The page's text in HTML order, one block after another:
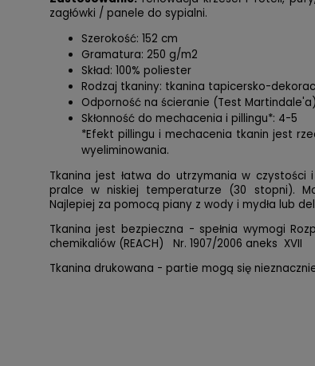
zagłówki / panele do sypialni.
Szerokość: 152 cm
Gramatura: 250 g/m2
Skład: 100% poliester
Rodzaj tkaniny: tkanina tapicersko-
Odporność na ścieranie (Test Martindale'a)
Skłonność do mechacenia i pillingu*: 4-5
*Efekt pillingu i mechacenia tkanin jest
wyeliminowania.
Tkanina jest łatwa do utrzymania w czystości
pralce w niskiej temperaturze (30 stopni).
Najlepiej za pomocą piany z wody i mydła lub
Tkanina jest bezpieczna - spełnia wymogi
chemikaliów (REACH) Nr. 1907/2006 aneks XVII
Tkanina drukowana - partie mogą się